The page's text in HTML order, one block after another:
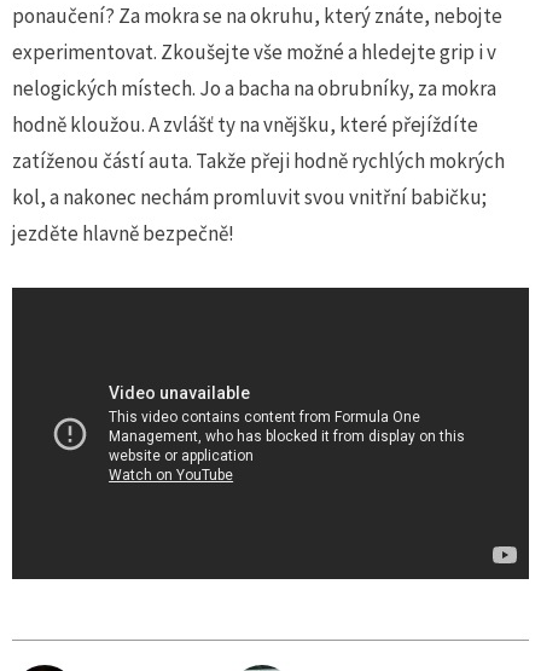
ponaučení? Za mokra se na okruhu, který znáte, nebojte
experimentovat. Zkoušejte vše možné a hledejte grip i v
nelogických místech. Jo a bacha na obrubníky, za mokra
hodně kloužou. A zvlášť ty na vnějšku, které přejíždíte
zatíženou částí auta. Takže přeji hodně rychlých mokrých
kol, a nakonec nechám promluvit svou vnitřní babičku;
jezděte hlavně bezpečně!